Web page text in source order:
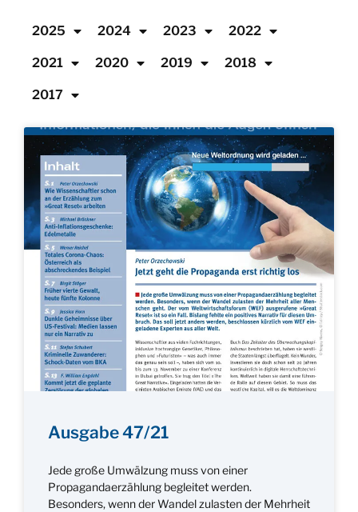
2025 2024 2023 2022
2021 2020 2019 2018
2017
Ausgabe 47/21
Jede große Umwälzung muss von einer
Propagandaerzählung begleitet werden.
Besonders, wenn der Wandel zulasten der Mehrheit